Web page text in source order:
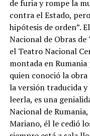
de furia y rompe la
contra el Estado,
hipótesis de orden”.
Nacional de Obras de
el Teatro Nacional
montada en
quien conoció la
la versión traducida y
leerla, es una
Nacional de
Mariano, él le cedió